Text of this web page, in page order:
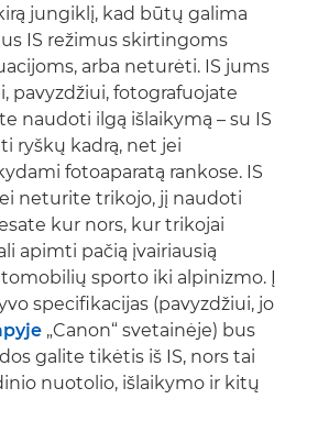
jungiklį, kad būtų galima
IS režimus skirtingoms
arba neturėti. IS jums
pavyzdžiui, fotografuojate
naudoti ilgą išlaikymą – su IS
ryškų kadrą, net jei
fotoaparatą rankose. IS
neturite trikojo, jį naudoti
kur nors, kur trikojai
apimti pačią įvairiausią
sporto iki alpinizmo. Į
specifikacijas (pavyzdžiui, jo
„Canon“ svetainėje) bus
galite tikėtis iš IS, nors tai
nuotolio, išlaikymo ir kitų